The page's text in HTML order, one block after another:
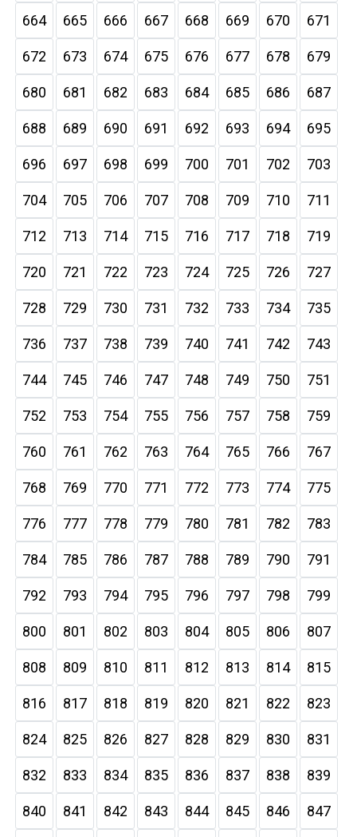
664 665 666 667 668 669 670 671
672 673 674 675 676 677 678 679
680 681 682 683 684 685 686 687
688 689 690 691 692 693 694 695
696 697 698 699 700 701 702 703
704 705 706 707 708 709 710 711
712 713 714 715 716 717 718 719
720 721 722 723 724 725 726 727
728 729 730 731 732 733 734 735
736 737 738 739 740 741 742 743
744 745 746 747 748 749 750 751
752 753 754 755 756 757 758 759
760 761 762 763 764 765 766 767
768 769 770 771 772 773 774 775
776 777 778 779 780 781 782 783
784 785 786 787 788 789 790 791
792 793 794 795 796 797 798 799
800 801 802 803 804 805 806 807
808 809 810 811 812 813 814 815
816 817 818 819 820 821 822 823
824 825 826 827 828 829 830 831
832 833 834 835 836 837 838 839
840 841 842 843 844 845 846 847